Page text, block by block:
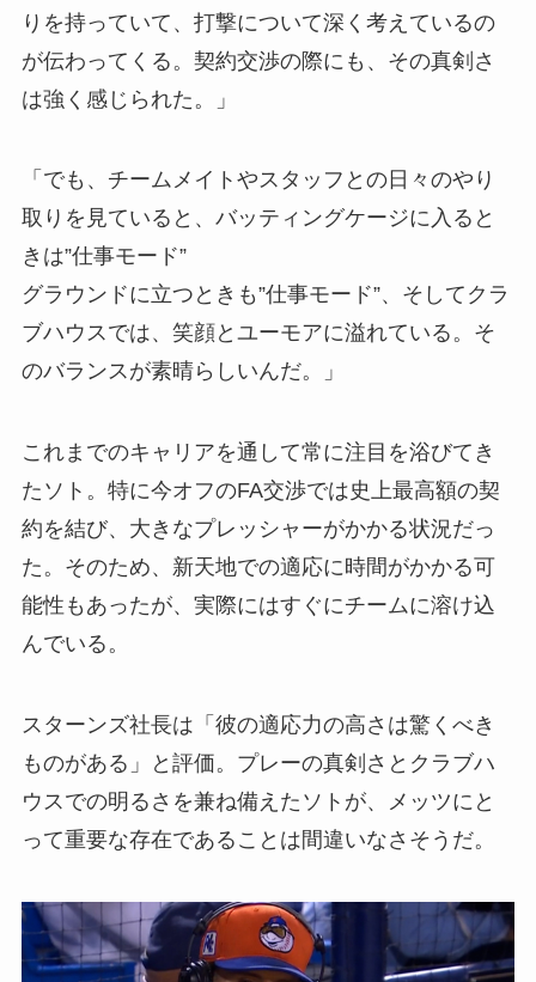
りを持っていて、打撃について深く考えているの
が伝わってくる。契約交渉の際にも、その真剣さ
は強く感じられた。」
「でも、チームメイトやスタッフとの日々のやり
取りを見ていると、バッティングケージに入ると
きは”仕事モード”
グラウンドに立つときも”仕事モード”、そしてクラ
ブハウスでは、笑顔とユーモアに溢れている。そ
のバランスが素晴らしいんだ。」
これまでのキャリアを通して常に注目を浴びてき
たソト。特に今オフのFA交渉では史上最高額の契
約を結び、大きなプレッシャーがかかる状況だっ
た。そのため、新天地での適応に時間がかかる可
能性もあったが、実際にはすぐにチームに溶け込
んでいる。
スターンズ社長は「彼の適応力の高さは驚くべき
ものがある」と評価。プレーの真剣さとクラブハ
ウスでの明るさを兼ね備えたソトが、メッツにと
って重要な存在であることは間違いなさそうだ。